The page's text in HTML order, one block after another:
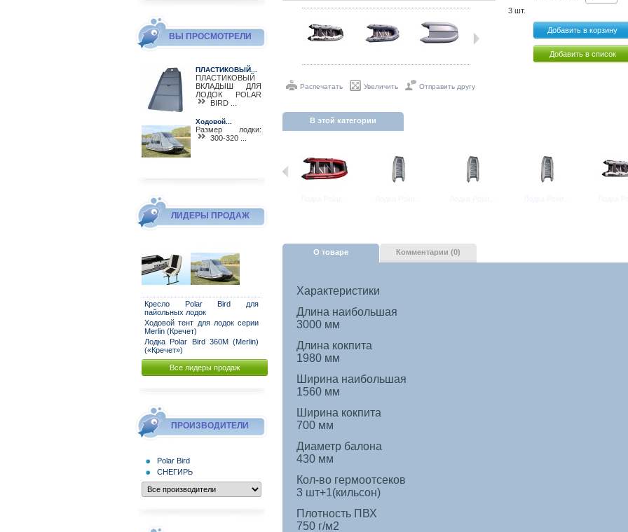
ВЫ ПРОСМОТРЕЛИ
ПЛАСТИКОВЫЙ...
ПЛАСТИКОВЫЙ
ВКЛАДЫШ ДЛЯ
ЛОДОК POLAR
BIRD ...
Ходовой...
Размер лодки:
300-320 ...
ЛИДЕРЫ ПРОДАЖ
Кресло Polar Bird для
пайольных лодок
Ходовой тент для лодок серии
Merlin (Кречет)
Лодка Polar Bird 360M (Merlin)
(«Кречет»)
Все лидеры продаж
ПРОИЗВОДИТЕЛИ
Polar Bird
СНЕГИРЬ
Распечатать Увеличить Отправить другу
3 шт.
Добавить в список
В этой категории
Лодка Polar...
О товаре Комментарии (0)
Характеристики
Длина наибольшая
3000 мм
Длина кокпита
1980 мм
Ширина наибольшая
1560 мм
Ширина кокпита
700 мм
Диаметр балона
430 мм
Кол-во гермоотсеков
3 шт+1(кильсон)
Плотность ПВХ
750 г/м2